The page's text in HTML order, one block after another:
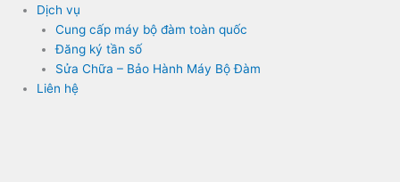
Dịch vụ
Cung cấp máy bộ đàm toàn quốc
Đăng ký tần số
Sửa Chữa – Bảo Hành Máy Bộ Đàm
Liên hệ